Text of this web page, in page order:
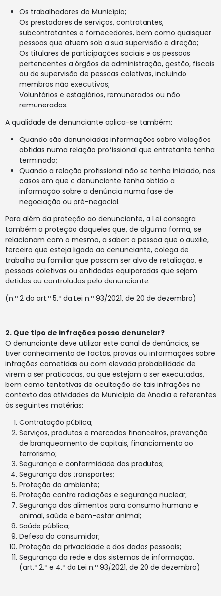
Os trabalhadores do Município;
Os prestadores de serviços, contratantes,
subcontratantes e fornecedores, bem como quaisquer
pessoas que atuem sob a sua supervisão e direção;
Os titulares de participações sociais e as pessoas
pertencentes a órgãos de administração, gestão, fiscais
ou de supervisão de pessoas coletivas, incluindo
membros não executivos;
Voluntários e estagiários, remunerados ou não
remunerados.
A qualidade de denunciante aplica-se também:
Quando são denunciadas informações sobre violações
obtidas numa relação profissional que entretanto tenha
terminado;
Quando a relação profissional não se tenha iniciado, nos
casos em que o denunciante tenha obtido a
informação sobre a denúncia numa fase de
negociação ou pré-negocial.
Para além da proteção ao denunciante, a Lei consagra
também a proteção daqueles que, de alguma forma, se
relacionam com o mesmo, a saber: a pessoa que o auxilie,
terceiro que esteja ligado ao denunciante, colega de
trabalho ou familiar que possam ser alvo de retaliação, e
pessoas coletivas ou entidades equiparadas que sejam
detidas ou controladas pelo denunciante.
(n.º 2 do art.º 5.º da Lei n.º 93/2021, de 20 de dezembro)
2. Que tipo de infrações posso denunciar?
O denunciante deve utilizar este canal de denúncias, se
tiver conhecimento de factos, provas ou informações sobre
infrações cometidas ou com elevada probabilidade de
virem a ser praticadas, ou que estejam a ser executadas,
bem como tentativas de ocultação de tais infrações no
contexto das atividades do Município de Anadia e referentes
às seguintes matérias:
Contratação pública;
Serviços, produtos e mercados financeiros, prevenção
de branqueamento de capitais, financiamento ao
terrorismo;
Segurança e conformidade dos produtos;
Segurança dos transportes;
Proteção do ambiente;
Proteção contra radiações e segurança nuclear;
Segurança dos alimentos para consumo humano e
animal, saúde e bem-estar animal;
Saúde pública;
Defesa do consumidor;
Proteção da privacidade e dos dados pessoais;
Segurança da rede e dos sistemas de informação.
(art.º 2.º e 4.º da Lei n.º 93/2021, de 20 de dezembro)